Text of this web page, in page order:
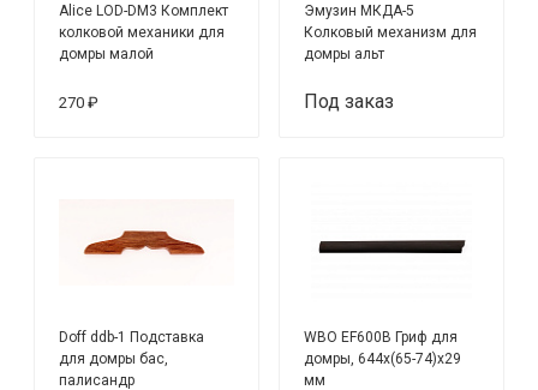
Alice LOD-DM3 Комплект
колковой механики для
домры малой
270 ₽
Эмузин МКДА-5
Колковый механизм для
домры альт
Под заказ
Doff ddb-1 Подставка
для домры бас,
палисандр
WBO EF600B Гриф для
домры, 644х(65-74)х29
мм